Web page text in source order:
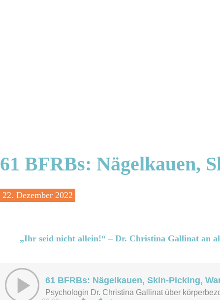
61 BFRBs: Nägelkauen,
22. Dezember 2022
„Ihr seid nicht allein!“ – Dr. Christina Gallinat an